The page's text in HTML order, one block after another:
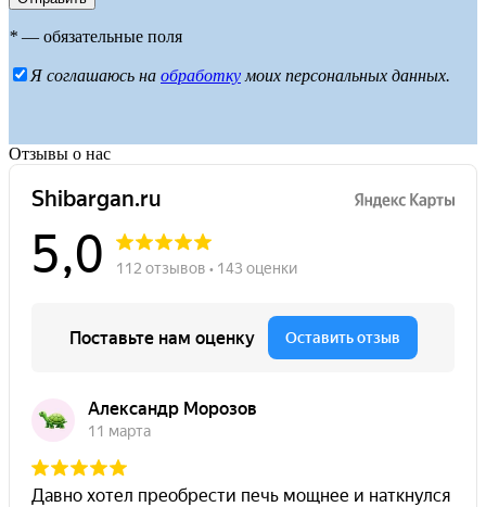
* — обязательные поля
Я соглашаюсь на обработку моих персональных данных.
Отзывы о нас